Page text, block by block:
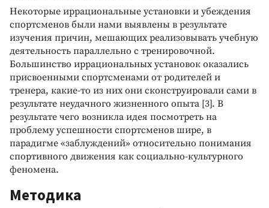
Некоторые иррациональные установки и убеждения
спортсменов были нами выявлены в результате
изучения причин, мешающих реализовывать учебную
деятельность параллельно с тренировочной.
Большинство иррациональных установок оказались
присвоенными спортсменами от родителей и
тренера, какие-то из них они сконструировали сами в
результате неудачного жизненного опыта [3]. В
результате чего возникла идея посмотреть на
проблему успешности спортсменов шире, в
парадигме «заблуждений» относительно понимания
спортивного движения как социально-культурного
феномена.
Методика